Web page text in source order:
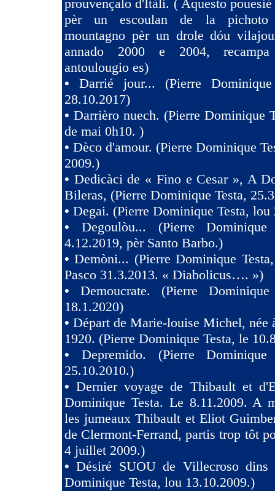
prouvençalo d'Itàli. ( Aquesto
pèr un escoulan de la pichoto
mountagno pèr un drole dóu
annado 2000 e 2004,
antoulougio es)
• Darrié jour... (Pierre
28.10.2017)
• Darrièro nuech. (Pierre Dominique
de mai 0h10. )
• Dèco d'amour. (Pierre Dominique
2009.)
• Dedicàci de « Fino e Cesar », A
Bileras, (Pierre Dominique Testa,
• Degai. (Pierre Dominique Testa, lou
• Degoulòu... (Pierre
4.12.2019, pèr Santo Barbo.)
•Demòni... (Pierre Dominique
Pasco 31.3.2013. « Diabolicus…. »)
• Demoucrate. (Pierre
18.1.2020)
• Départ de Marie-louise Michel, née
1920. (Pierre Dominique Testa, le
• Depremido. (Pierre
25.10.2010.)
•Dernier voyage de Thibault et
Dominique Testa. Le 8.11.2009. A
les jumeaux Thibault et Eliot
de Clermont-Ferrand, partis trop tôt
4 juillet 2009.)
•Désiré SUOU de Villecroso dins
Dominique Testa, lou 13.10.2009.)